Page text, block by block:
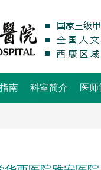
南 科室简介 医师